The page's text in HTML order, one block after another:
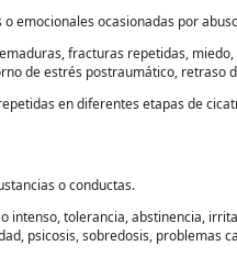
emocionales ocasionadas por
fracturas repetidas,
de estrés postraumático, retraso
en diferentes etapas de
o conductas.
intenso, tolerancia, abstinencia,
psicosis, sobredosis, problemas